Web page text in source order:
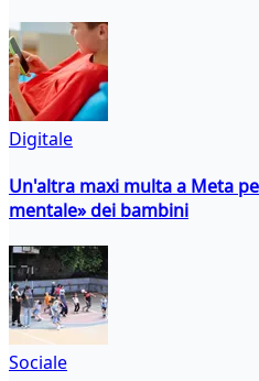
Digitale
Un'altra maxi multa a Meta
mentale» dei bambini
Sociale